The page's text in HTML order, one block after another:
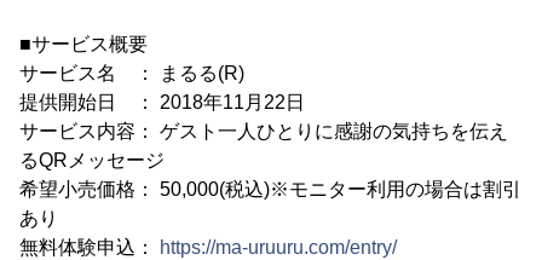
■サービス概要
サービス名 ： まるる(R)
提供開始日 ： 2018年11月22日
サービス内容： ゲスト一人ひとりに感謝の気持ちを伝え
るQRメッセージ
希望小売価格： 50,000(税込)※モニター利用の場合は割引
あり
無料体験申込：
https://ma-uruuru.com/entry/